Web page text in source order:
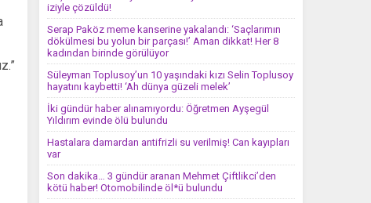
iziyle çözüldü!
Serap Paköz meme kanserine yakalandı: ‘Saçlarımın
dökülmesi bu yolun bir parçası!’ Aman dikkat! Her 8
kadından birinde görülüyor
Süleyman Toplusoy’un 10 yaşındaki kızı Selin Toplusoy
hayatını kaybetti! ‘Ah dünya güzeli melek’
İki gündür haber alınamıyordu: Öğretmen Ayşegül
Yıldırım evinde ölü bulundu
Hastalara damardan antifrizli su verilmiş! Can kayıpları
var
Son dakika… 3 gündür aranan Mehmet Çiftlikci’den
kötü haber! Otomobilinde öl*ü bulundu